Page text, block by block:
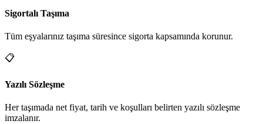
Sigortalı Taşıma
Tüm eşyalarınız taşıma süresince sigorta kapsamında korunur.
📋
Yazılı Sözleşme
Her taşımada net fiyat, tarih ve koşulları belirten yazılı sözleşme
imzalanır.